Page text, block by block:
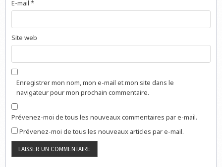
E-mail*
Site web
Enregistrer mon nom, mon e-mail et mon site dans le
navigateur pour mon prochain commentaire.
Prévenez-moi de tous les nouveaux commentaires par e-mail.
Prévenez-moi de tous les nouveaux articles par e-mail.